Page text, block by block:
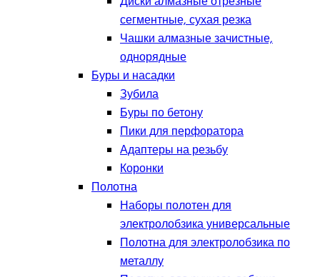
сегментные, сухая резка
Чашки алмазные зачистные,
однорядные
Буры и насадки
Зубила
Буры по бетону
Пики для перфоратора
Адаптеры на резьбу
Коронки
Полотна
Наборы полотен для
электролобзика универсальные
Полотна для электролобзика по
металлу